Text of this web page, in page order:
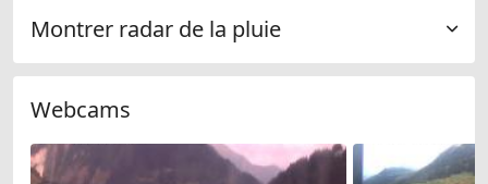
Montrer radar de la pluie
Webcams